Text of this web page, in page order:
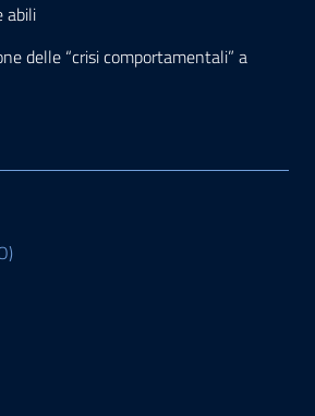
abili
delle “crisi comportamentali” a